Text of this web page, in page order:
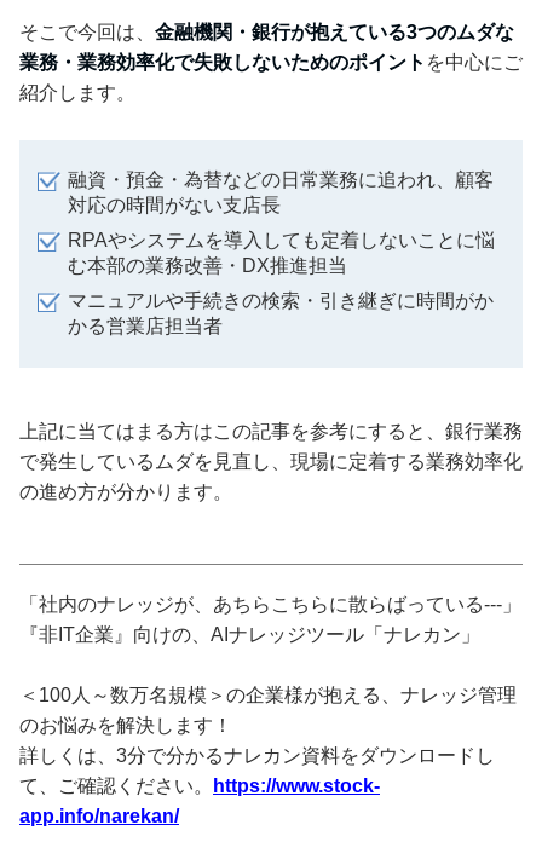
そこで今回は、 金融機関・銀行が抱えている3つのムダな
業務・業務効率化で失敗しないためのポイント を中心にご
紹介します。
融資・預金・為替などの日常業務に追われ、顧客
対応の時間がない支店長
RPAやシステムを導入しても定着しないことに悩
む本部の業務改善・DX推進担当
マニュアルや手続きの検索・引き継ぎに時間がか
かる営業店担当者
上記に当てはまる方はこの記事を参考にすると、銀行業務
で発生しているムダを見直し、現場に定着する業務効率化
の進め方が分かります。
「社内のナレッジが、あちらこちらに散らばっている---」
『非IT企業』向けの、AIナレッジツール「ナレカン」
＜100人～数万名規模＞の企業様が抱える、ナレッジ管理
のお悩みを解決します！
詳しくは、3分で分かるナレカン資料をダウンロードし
て、ご確認ください。
https://www.stock-
app.info/narekan/